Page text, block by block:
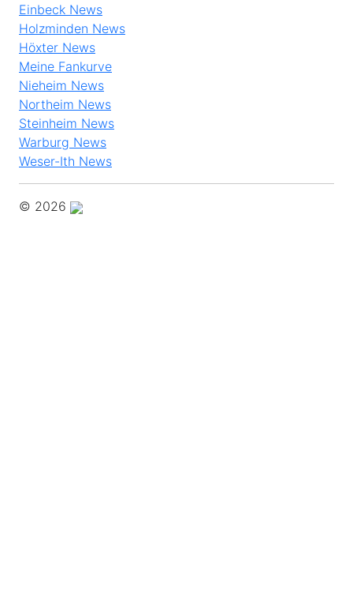
Holzminden News
Höxter News
Meine Fankurve
Nieheim News
Northeim News
Steinheim News
Warburg News
Weser-Ith News
© 2026